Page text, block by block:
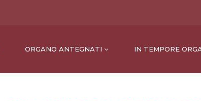
ORGANO ANTEGNATI IN TEMPORE